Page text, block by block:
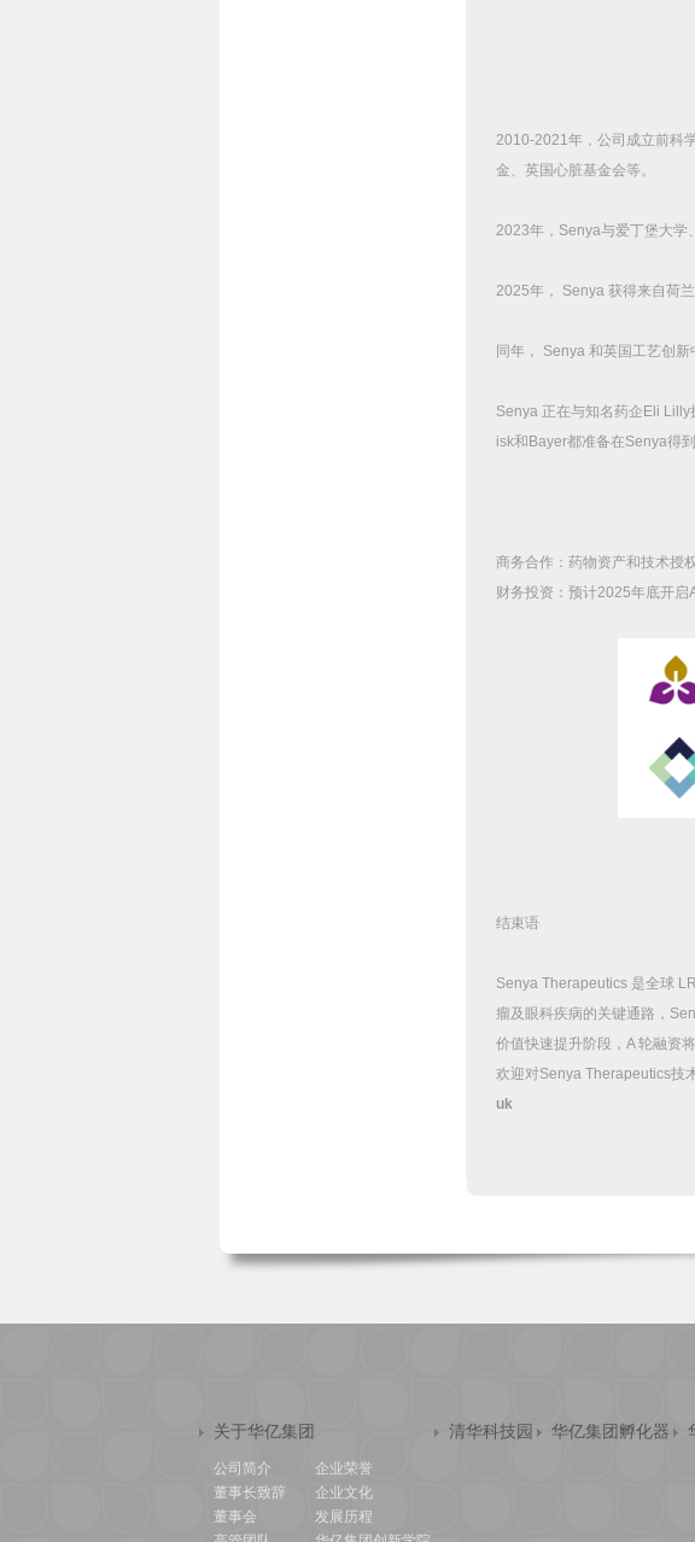
2010-2021年，公司成立前科
金、英国心脏基金会等。
2023年， Senya与爱丁堡大学
2025年， Senya 获得来自荷
同年， Senya 和英国工艺创新
Senya 正在与知名药企 Eli Lilly
isk和 Bayer都准备在Senya得
商务合作：药物资产和技术授
财务投资：预计2025年底开启
结束语
Senya Therapeutics 是全球
瘤及眼科疾病的关键通路，
价值快速提升阶段， A轮融资
欢迎对Senya Therapeutics技
uk
关于华亿集团
公司简介
董事长致辞
董事会
企业荣誉
企业文化
发展历程
清华科技园 华亿集团孵化器